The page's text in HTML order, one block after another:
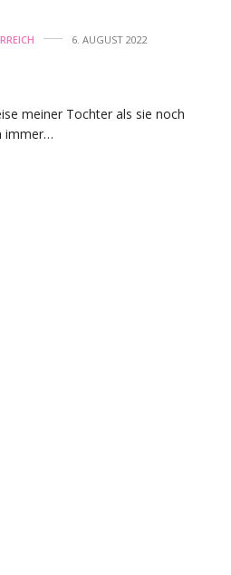
6. AUGUST 2022
meiner Tochter als sie noch
immer…